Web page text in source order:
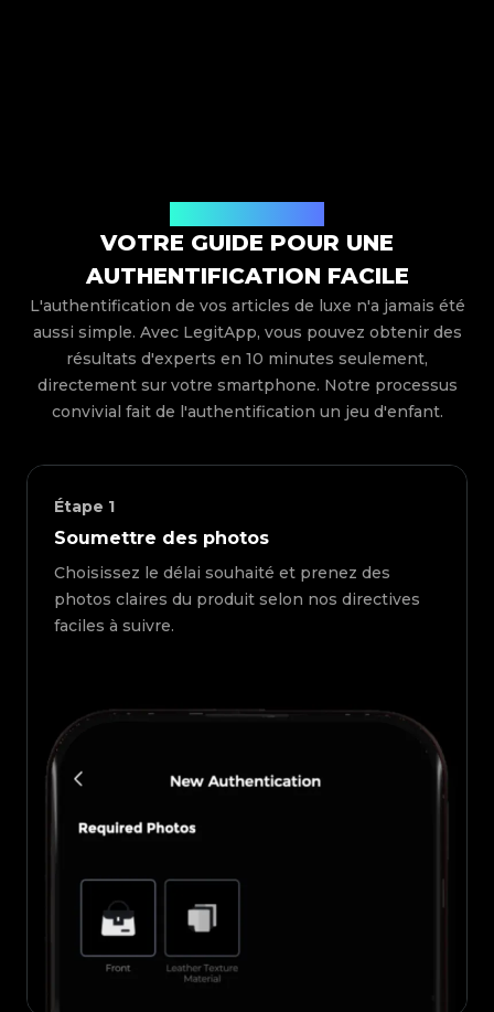
VOTRE GUIDE POUR UNE
AUTHENTIFICATION FACILE
L'authentification de vos articles de luxe n'a jamais été
aussi simple. Avec LegitApp, vous pouvez obtenir des
résultats d'experts en 10 minutes seulement,
directement sur votre smartphone. Notre processus
convivial fait de l'authentification un jeu d'enfant.
Étape 1
Soumettre des photos
Choisissez le délai souhaité et prenez des
photos claires du produit selon nos directives
faciles à suivre.